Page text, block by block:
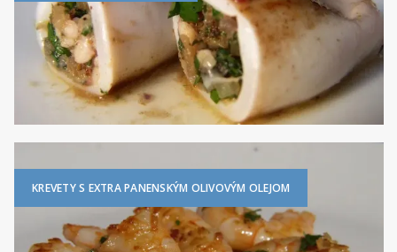
KREVETY S EXTRA PANENSKÝM OLIVOVÝM OLEJOM